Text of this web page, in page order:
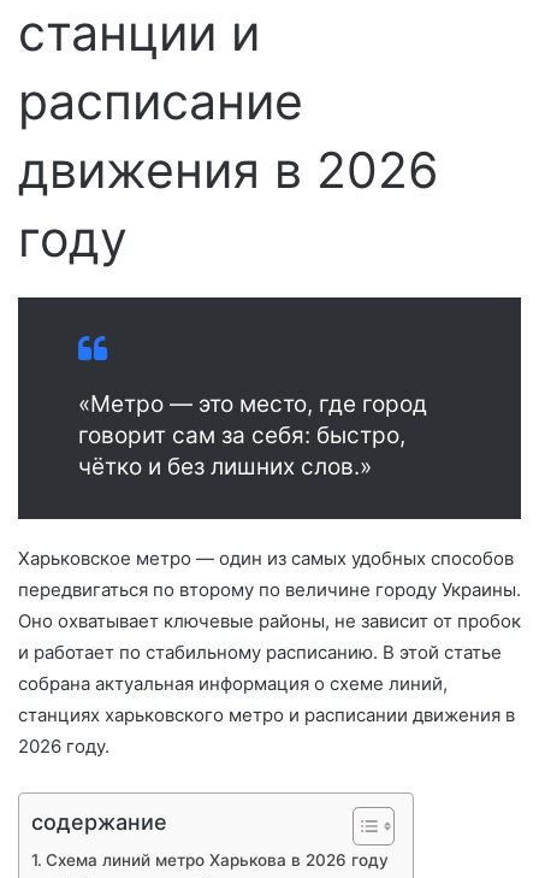
станции и
расписание
движения в 2026
году
«Метро — это место, где город
говорит сам за себя: быстро,
чётко и без лишних слов.»
Харьковское метро — один из самых удобных способов
передвигаться по второму по величине городу Украины.
Оно охватывает ключевые районы, не зависит от пробок
и работает по стабильному расписанию. В этой статье
собрана актуальная информация о схеме линий,
станциях харьковского метро и расписании движения в
2026 году.
содержание
Схема линий метро Харькова в 2026 году